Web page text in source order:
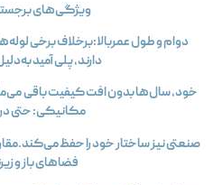
ویژگی‌های برجسته
دوام و طول عمربالا:برخلاف برخی
دارند،پلی آمید
خود، سال‌ها بدون افت کیفیت باقی
مکانیکی: حتی
فضاهای باز و